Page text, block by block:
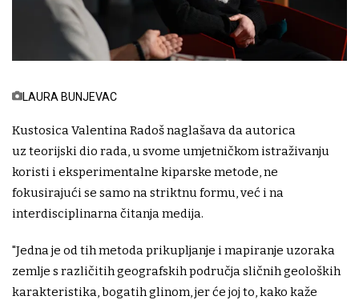
LAURA BUNJEVAC
​Kustosica Valentina Radoš naglašava da autorica
uz teorijski dio rada, u svome umjetničkom istraživanju
koristi i eksperimentalne kiparske metode, ne
fokusirajući se samo na striktnu formu, već i na
interdisciplinarna čitanja medija.
​"Jedna je od tih metoda prikupljanje i mapiranje uzoraka
zemlje s različitih geografskih područja sličnih geoloških
karakteristika, bogatih glinom, jer ​će joj to, kako kaže​